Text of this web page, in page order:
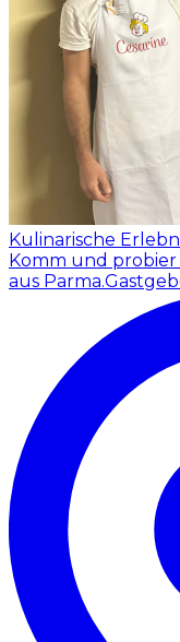
Kulinarische
Komm und probier
aus Parma.